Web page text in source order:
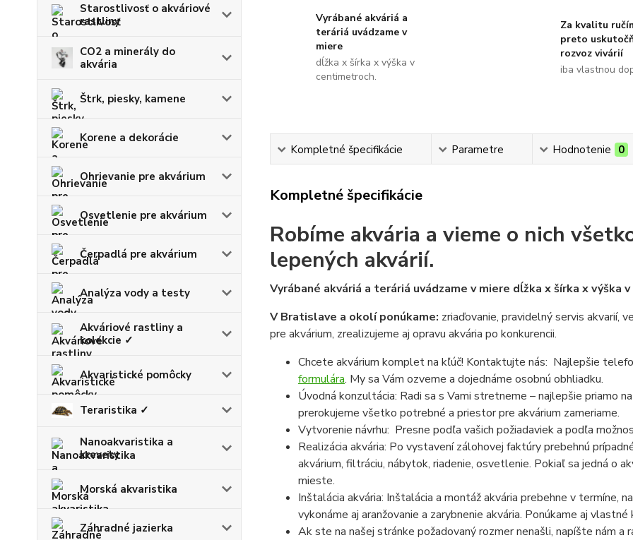
Starostlivosť o akváriové
rastliny
CO2 a minerály do
akvária
Štrk, piesky, kamene
Korene a dekorácie
Ohrievanie pre akvárium
Osvetlenie pre akvárium
Čerpadlá pre akvárium
Analýza vody a testy
Akváriové rastliny a
kolekcie ✓
Akvaristické pomôcky
Teraristika ✓
Nanoakvaristika a
krevety
Morská akvaristika
Záhradné jazierka
Vyrábané akváriá a
teráriá uvádzame v
miere
dĺžka x šírka x výška v
centimetroch.
Za kvalitu
preto
rozvoz vivárií
iba vlastnou
Kompletné špecifikácie Parametre Hodnotenie 0
Kompletné špecifikácie
Robíme akvária a vieme o nich
lepených akvárií.
Vyrábané akváriá a teráriá uvádzame v miere dĺžka x šírka x výška
V Bratislave a okolí ponúkame: zriaďovanie, pravidelný servis akvarií,
pre akvárium, zrealizujeme aj opravu akvária po konkurencii.
Chcete akvárium komplet na kľúč! Kontaktujte nás: Najlepšie
formulára. My sa Vám ozveme a dojednáme osobnú obhliadku.
Úvodná konzultácia: Radi sa s Vami stretneme – najlepšie priamo
prerokujeme všetko potrebné a priestor pre akvárium zameriame.
Vytvorenie návrhu: Presne podľa vašich požiadaviek a podľa
Realizácia akvária: Po vystavení zálohovej faktúry prebehnú
akvárium, filtráciu, nábytok, riadenie, osvetlenie. Pokiaľ sa jedná o
mieste.
Inštalácia akvária: Inštalácia a montáž akvária prebehne v termíne,
vykonáme aj aranžovanie a zarybnenie akvária. Ponúkame aj
Ak ste na našej stránke požadovaný rozmer nenašli, napíšte nám